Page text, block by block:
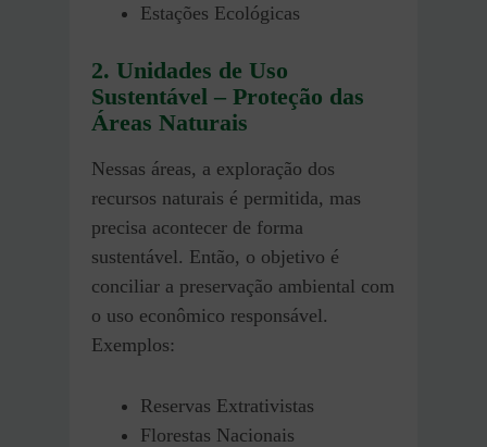
Estações Ecológicas
2. Unidades de Uso
Sustentável – Proteção das
Áreas Naturais
Nessas áreas, a exploração dos
recursos naturais é permitida, mas
precisa acontecer de forma
sustentável. Então, o objetivo é
conciliar a preservação ambiental com
o uso econômico responsável.
Exemplos:
Reservas Extrativistas
Florestas Nacionais